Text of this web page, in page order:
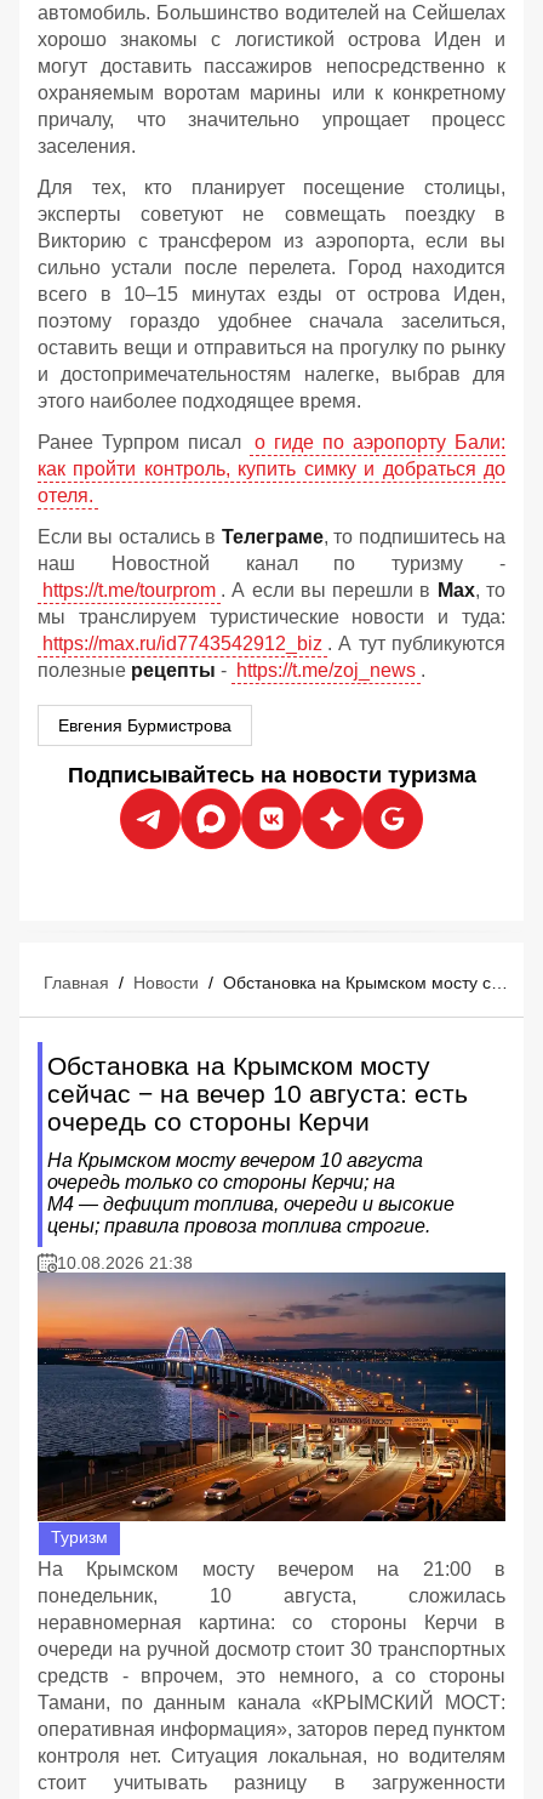
автомобиль. Большинство водителей на Сейшелах
хорошо знакомы с логистикой острова Иден и
могут доставить пассажиров непосредственно к
охраняемым воротам марины или к конкретному
причалу, что значительно упрощает процесс
заселения.
Для тех, кто планирует посещение столицы,
эксперты советуют не совмещать поездку в
Викторию с трансфером из аэропорта, если вы
сильно устали после перелета. Город находится
всего в 10–15 минутах езды от острова Иден,
поэтому гораздо удобнее сначала заселиться,
оставить вещи и отправиться на прогулку по рынку
и достопримечательностям налегке, выбрав для
этого наиболее подходящее время.
Ранее Турпром писал
о гиде по аэропорту Бали:
как пройти контроль, купить симку и добраться до
отеля.
Если вы остались в Телеграме, то подпишитесь на
наш Новостной канал по туризму -
https://t.me/tourprom . А если вы перешли в Мах, то
мы транслируем туристические новости и туда:
https://max.ru/id7743542912_biz . А тут публикуются
полезные рецепты - https://t.me/zoj_news .
Евгения Бурмистрова
Подписывайтесь на новости туризма
Главная / Новости /
Обстановка на Крымском мосту
сейчас − на вечер 10 августа: есть
очередь со стороны Керчи
На Крымском мосту вечером 10 августа
очередь только со стороны Керчи; на
М4 — дефицит топлива, очереди и высокие
цены; правила провоза топлива строгие.
10.08.2026 21:38
Туризм
На Крымском мосту вечером на 21:00 в
понедельник, 10 августа, сложилась
неравномерная картина: со стороны Керчи в
очереди на ручной досмотр стоит 30 транспортных
средств - впрочем, это немного, а со стороны
Тамани, по данным канала «КРЫМСКИЙ МОСТ:
оперативная информация», заторов перед пунктом
контроля нет. Ситуация локальная, но водителям
стоит учитывать разницу в загруженности